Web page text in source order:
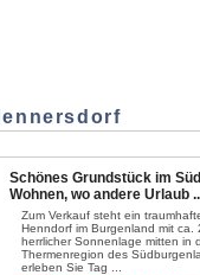
Schönes Grundstück im
Wohnen, wo andere Urlaub
Zum Verkauf steht ein
Henndorf im Burgenland mit ca.
herrlicher Sonnenlage mitten in
Thermenregion des
erleben Sie Tag ...